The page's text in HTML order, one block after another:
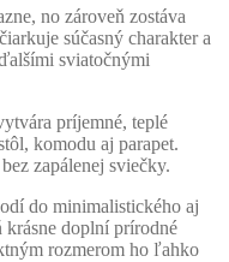
no zároveň zostáva
súčasný charakter a
sviatočnými
príjemné, teplé
komodu aj parapet.
zapálenej sviečky.
do minimalistického aj
krásne doplní prírodné
rozmerom ho ľahko